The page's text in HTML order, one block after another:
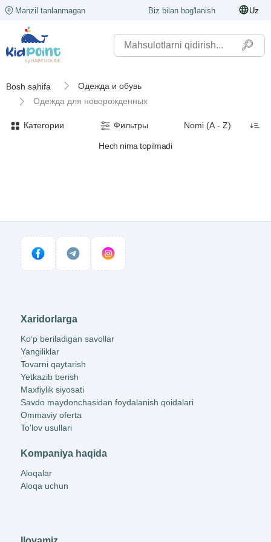
Manzil tanlanmagan Biz bilan bog'lanish Uz
Bosh sahifa
Одежда и обувь
Одежда для новорожденных
Категории Фильтры
Hech nima topilmadi
Xaridorlarga
Ko‘p beriladigan savollar
Yangiliklar
Tovarni qaytarish
Yetkazib berish
Maxfiylik siyosati
Savdo maydonchasidan foydalanish qoidalari
Ommaviy oferta
To'lov usullari
Kompaniya haqida
Aloqalar
Aloqa uchun